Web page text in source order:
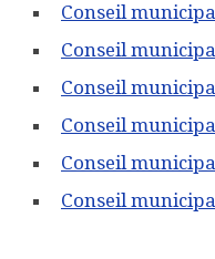
Conseil
Conseil
Conseil
Conseil
Conseil
Conseil